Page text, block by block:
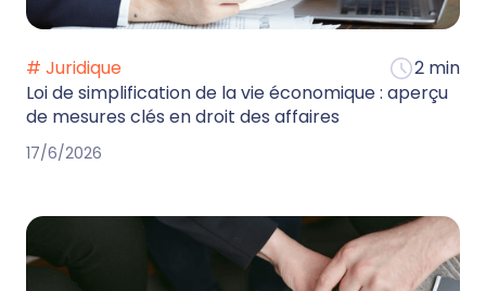
# Juridique
2 min
Loi de simplification de la vie économique : aperçu
de mesures clés en droit des affaires
17/6/2026